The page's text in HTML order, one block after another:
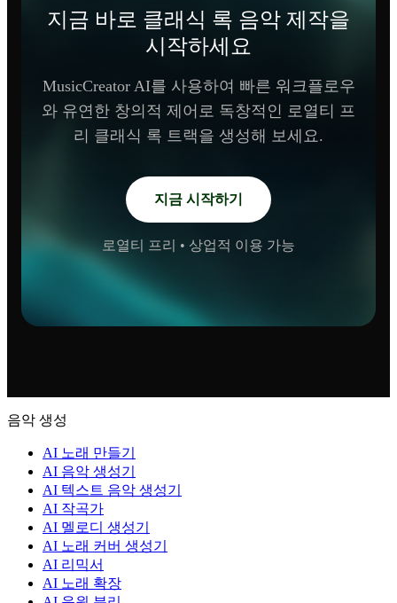
지금 바로 클래식 록 음악 제작을
시작하세요
MusicCreator AI를 사용하여 빠른 워크플로우
와 유연한 창의적 제어로 독창적인 로열티 프
리 클래식 록 트랙을 생성해 보세요.
지금 시작하기
로열티 프리 • 상업적 이용 가능
음악 생성
AI 노래 만들기
AI 음악 생성기
AI 텍스트 음악 생성기
AI 작곡가
AI 멜로디 생성기
AI 노래 커버 생성기
AI 리믹서
AI 노래 확장